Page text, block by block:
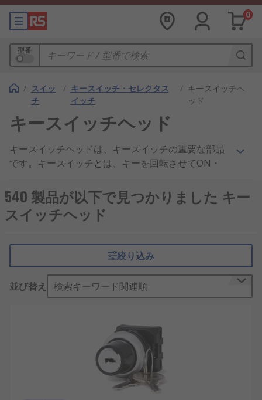
0
型番
/ スイッ
チ
/ キースイッチ・セレクタス
イッチ
/ キースイッチヘ
ッド
キースイッチヘッド
キースイッチヘッドは、キースイッチの重要な部品
です。キースイッチとは、キーを回転させてON・
力）を出力し、ドアなどを制御できるスイッチで
す。
か？
スイッチヘッドにはさまざまなタイプがあり、通
常、プラスチックや金属などの硬い材料で作られて
います。必要な用途に応じて照光式又は非照光式を
器を操作している産業環境でセキュリティを高める
ためにキーポジションセレクタを持って、回路ブレ
ーカが必要になる場合があります。
キースイッチはどのような場合に役立ちますか?
540 製品が以下で見つかりました キー
スイッチヘッド
絞り込み
並び替え 検索キーワード関連順